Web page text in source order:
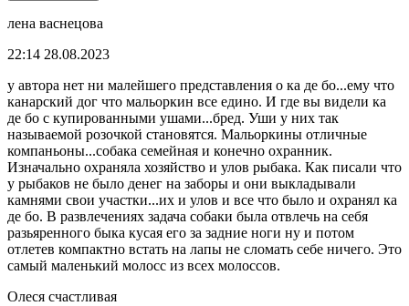
лена васнецова
22:14 28.08.2023
у автора нет ни малейшего представления о ка де бо...ему что
канарский дог что мальоркин все едино. И где вы видели ка
де бо с купированными ушами...бред. Уши у них так
называемой розочкой становятся. Мальоркины отличные
компаньоны...собака семейная и конечно охранник.
Изначально охраняла хозяйство и улов рыбака. Как писали что
у рыбаков не было денег на заборы и они выкладывали
камнями свои участки...их и улов и все что было и охранял ка
де бо. В развлечениях задача собаки была отвлечь на себя
разьяренного быка кусая его за задние ноги ну и потом
отлетев компактно встать на лапы не сломать себе ничего. Это
самый маленький молосс из всех молоссов.
Олеся счастливая